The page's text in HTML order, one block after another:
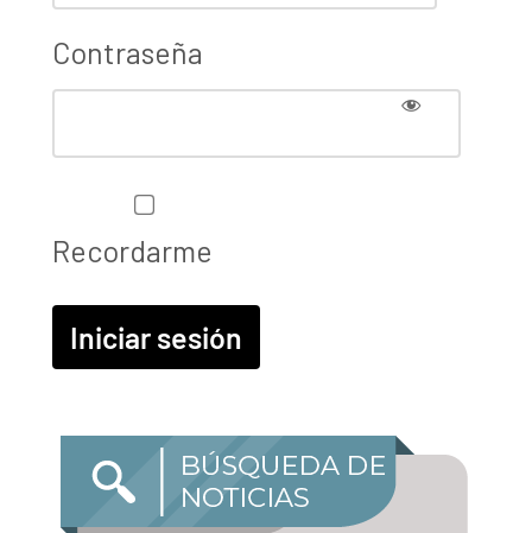
Contraseña
Recordarme